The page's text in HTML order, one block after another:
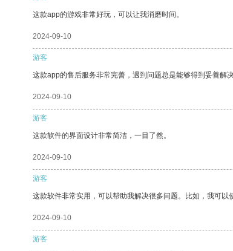
这款app的游戏非常好玩，可以让我消磨时间。
2024-09-10
游客
这款app的售后服务非常完善，遇到问题总是能够得到妥善解
2024-09-10
游客
这款软件的界面设计非常简洁，一目了然。
2024-09-10
游客
这款软件非常实用，可以帮助我解决很多问题。比如，我可以
2024-09-10
游客